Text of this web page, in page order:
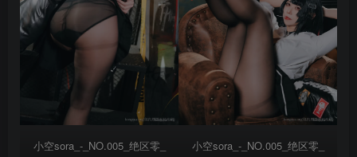
小空sora_-_NO.005_绝区零_
小空sora_-_NO.005_绝区零_